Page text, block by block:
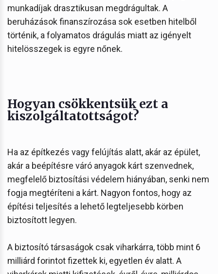
munkadíjak drasztikusan megdrágultak. A
beruházások finanszírozása sok esetben hitelből
történik, a folyamatos drágulás miatt az igényelt
hitelösszegek is egyre nőnek.
Hogyan csökkentsük ezt a
kiszolgáltatottságot?
Ha az építkezés vagy felújítás alatt, akár az épület,
akár a beépítésre váró anyagok kárt szenvednek,
megfelelő biztosítási védelem hiányában, senki nem
fogja megtéríteni a kárt. Nagyon fontos, hogy az
építési teljesítés a lehető legteljesebb körben
biztosított legyen.
A biztosító társaságok csak viharkárra, több mint 6
milliárd forintot fizettek ki, egyetlen év alatt. A